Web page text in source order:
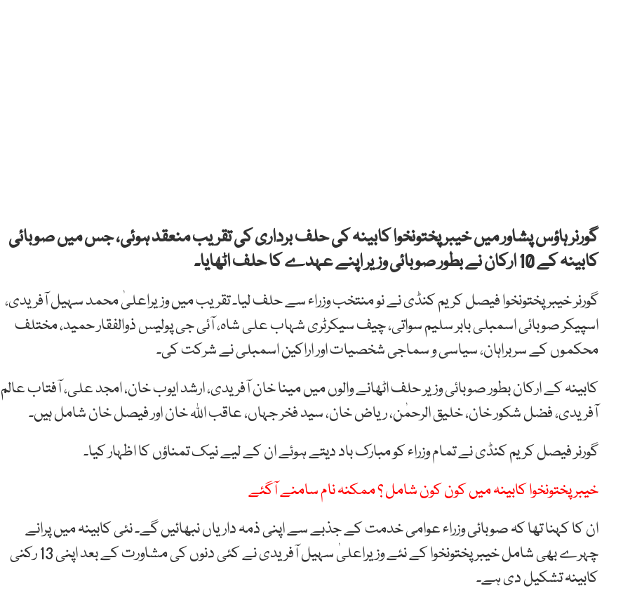
گورنر ہاؤس پشاور میں خیبر پختونخوا کابینہ کی حلف برداری کی تقریب منعقد ہوئی، جس میں صوبائی
کابینہ کے 10 ارکان نے بطور صوبائی وزیر اپنے عہدے کا حلف اٹھایا۔
گورنر خیبر پختونخوا فیصل کریم کنڈی نے نو منتخب وزراء سے حلف لیا۔ تقریب میں وزیراعلیٰ محمد سہیل آفریدی،
اسپیکر صوبائی اسمبلی بابر سلیم سواتی، چیف سیکرٹری شہاب علی شاہ، آئی جی پولیس ذوالفقار حمید، مختلف
محکموں کے سربراہان، سیاسی و سماجی شخصیات اور اراکین اسمبلی نے شرکت کی۔
کابینہ کے ارکان بطور صوبائی وزیر حلف اٹھانے والوں میں مینا خان آفریدی، ارشد ایوب خان، امجد علی، آفتاب عالم
آفریدی، فضل شکور خان، خلیق الرحمٰن، ریاض خان، سید فخر جہاں، عاقب اللہ خان اور فیصل خان شامل ہیں۔
گورنر فیصل کریم کنڈی نے تمام وزراء کو مبارک باد دیتے ہوئے ان کے لیے نیک تمناؤں کا اظہار کیا۔
خیبرپختونخوا کابینہ میں کون کون شامل ؟ ممکنہ نام سامنے آگئے
ان کا کہنا تھا کہ صوبائی وزراء عوامی خدمت کے جذبے سے اپنی ذمہ داریاں نبھائیں گے۔ نئی کابینہ میں پرانے
چہرے بھی شامل خیبر پختونخوا کے نئے وزیراعلیٰ سہیل آفریدی نے کئی دنوں کی مشاورت کے بعد اپنی 13 رکنی
کابینہ تشکیل دی ہے۔